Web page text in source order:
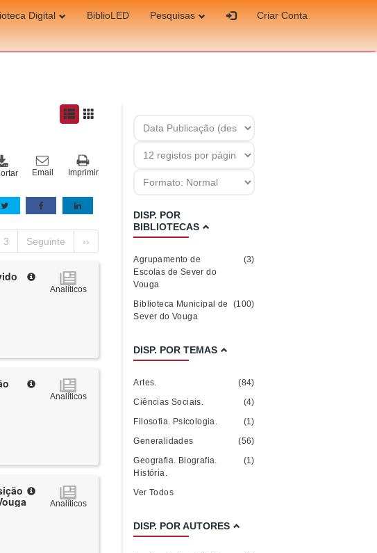
Digital BiblioLED Pesquisas
Criar Conta
Imprimir
Email
3 Seguinte ››
Analíticos
Analíticos
Analíticos
DISP. POR
BIBLIOTECAS
Agrupamento de
Escolas de Sever do
Vouga
(3)
Biblioteca Municipal de
Sever do Vouga
(100)
DISP. POR TEMAS
Artes.
(84)
Ciências Sociais.
(4)
Filosofia. Psicologia.
(1)
Generalidades
(56)
Geografia. Biografia.
História.
(1)
Ver Todos
DISP. POR AUTORES